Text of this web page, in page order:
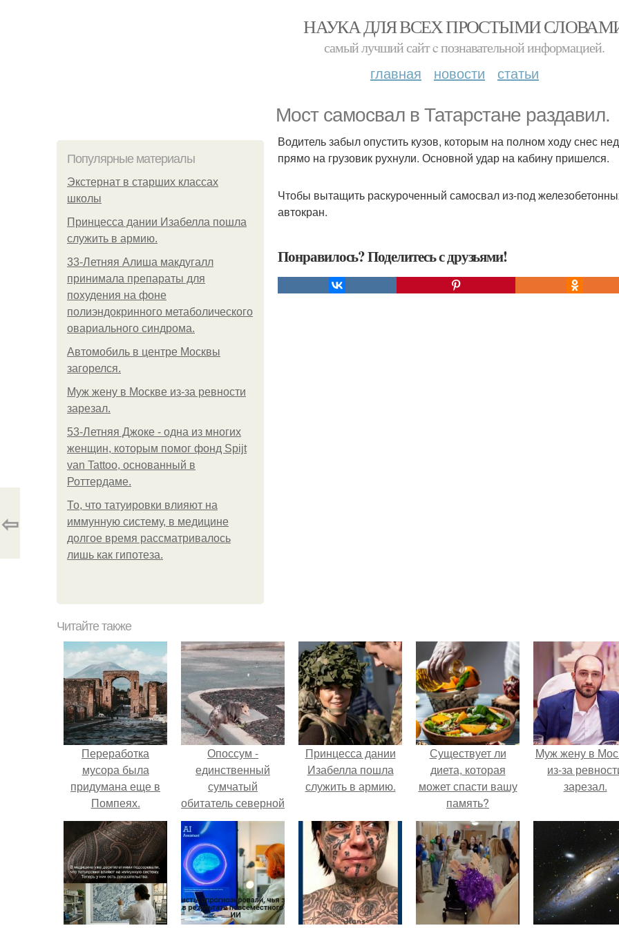
НАУКА ДЛЯ ВСЕХ ПРОСТЫМИ
самый лучший сайт c познавательной информацией.
главная новости статьи
Мост самосвал в Татарстане раздавил.
Популярные материалы
Экстернат в старших классах
школы
Принцесса дании Изабелла пошла
служить в армию.
33-Летняя Алиша макдугалл
принимала препараты для
похудения на фоне
полиэндокринного метаболического
овариального синдрома.
Автомобиль в центре Москвы
загорелся.
Mуж жену в Москве из-за ревности
зарезал.
53-Летняя Джоке - одна из многих
женщин, которым помог фонд Spijt
van Tattoo, основанный в
Роттердаме.
То, что татуировки влияют на
иммунную систему, в медицине
долгое время рассматривалось
лишь как гипотеза.
Водитель забыл опустить кузов, которым на полном ходу снес
прямо на грузовик рухнули. Основной удар на кабину пришелся.
Чтобы вытащить раскуроченный самосвал из-под
автокран.
Понравилось? Поделитесь с друзьями!
⇦
Читайте также
Переработка
мусора была
придумана еще в
Помпеях.
Опоссум -
единственный
сумчатый
обитатель северной
америки.
Принцесса дании
Изабелла пошла
служить в армию.
Существует ли
диета, которая
может спасти вашу
память?
Mуж жену в
из-за
зарезал.